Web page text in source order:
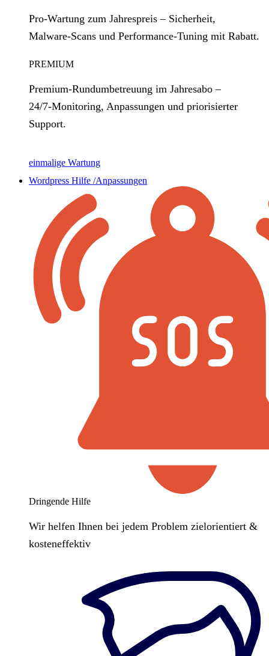
Pro‑Wartung zum Jahrespreis – Sicherheit,
Malware‑Scans und Performance‑Tuning mit Rabatt.
PREMIUM
Premium‑Rundumbetreuung im Jahresabo –
24/7‑Monitoring, Anpassungen und priorisierter
Support.
einmalige Wartung
Wordpress Hilfe /Anpassungen
Dringende Hilfe
Wir helfen Ihnen bei jedem Problem zielorientiert &
kosteneffektiv